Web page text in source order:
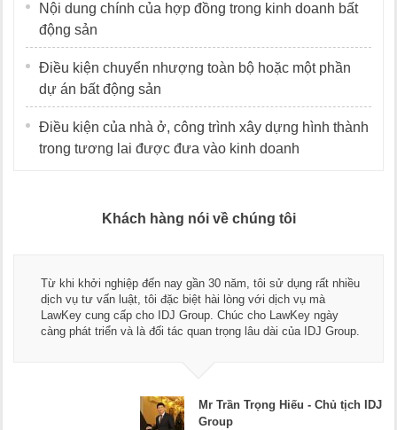
Nội dung chính của hợp đồng trong kinh doanh bất
động sản
Điều kiện chuyển nhượng toàn bộ hoặc một phần
dự án bất động sản
Điều kiện của nhà ở, công trình xây dựng hình thành
trong tương lai được đưa vào kinh doanh
Khách hàng nói về chúng tôi
gần 30 năm, tôi sử dụng rất nhiều
hài lòng với dịch vụ mà
Chúc cho LawKey ngày
quan trọng lâu dài của IDJ Group.
Mr Trần Trọng Hiếu - Chủ tịch IDJ
Thay mặt Công ty
ngũ luật sư, kế toán của
dụng dịch vụ tư vấn
Chúc các bạn phát triển